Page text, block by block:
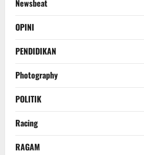
Newsbeat
OPINI
PENDIDIKAN
Photography
POLITIK
Racing
RAGAM